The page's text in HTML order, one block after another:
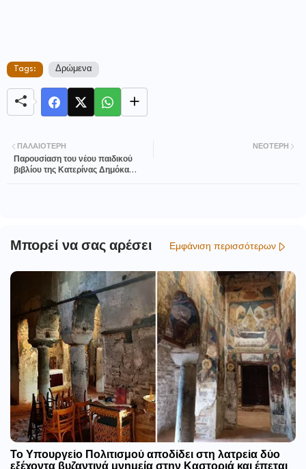
Tags: Δρώμενα
ΝΕΌΤΕΡΗ
ΠΑΛΑΙΌΤΕΡΗ
Παρουσίαση του νέου παιδικού
βιβλίου της Κατερίνας Δημόκα
Μπορεί να σας αρέσει Εμφάνιση περισσότερων
Το Υπουργείο Πολιτισμού αποδίδει στη λατρεία δύο